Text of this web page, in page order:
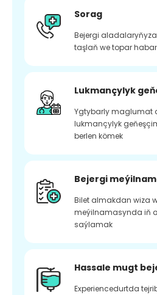
Sorag
Bejergi
taşlaň we topar
Lukmançylyk
Ygtybarly maglumat
lukmançylyk
berlen kömek
Bejergi
Bilet almakdan wiza
meýilnamasynda iň
saýlamak
Hassale mugt
Experiencedurtda